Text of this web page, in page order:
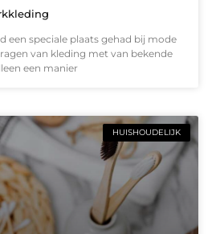
een speciale plaats gehad bij mode
van kleding met van bekende
een manier
HUISHOUDELIJK